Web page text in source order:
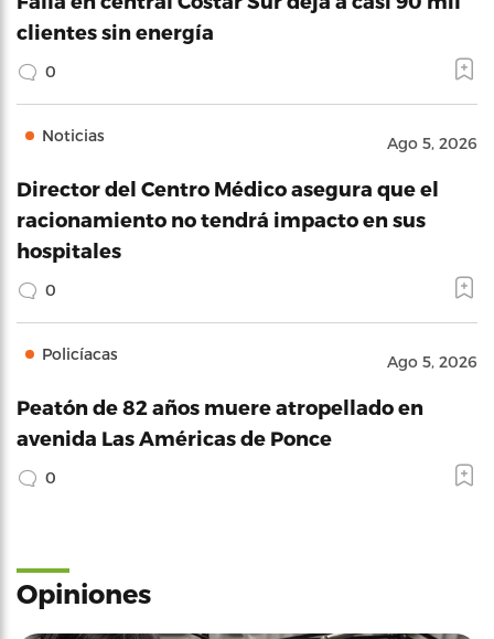
clientes sin energía
0
Noticias Ago 5, 2026
Director del Centro Médico asegura que el
racionamiento no tendrá impacto en sus
hospitales
0
Policíacas Ago 5, 2026
Peatón de 82 años muere atropellado en
avenida Las Américas de Ponce
0
Opiniones